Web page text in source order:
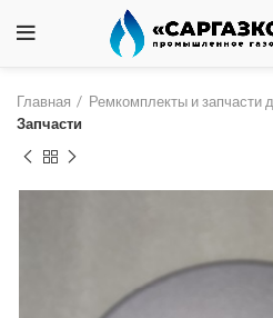
Главная
Ремкомплекты и запчасти
Запчасти